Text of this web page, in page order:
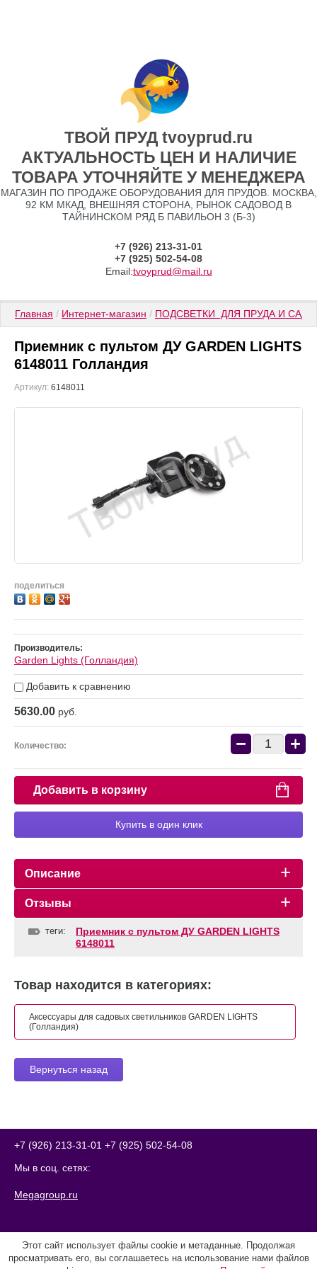
ТВОЙ ПРУД tvoyprud.ru
АКТУАЛЬНОСТЬ ЦЕН И НАЛИЧИЕ
ТОВАРА УТОЧНЯЙТЕ У МЕНЕДЖЕРА
МАГАЗИН ПО ПРОДАЖЕ ОБОРУДОВАНИЯ ДЛЯ ПРУДОВ. МОСКВА,
92 КМ МКАД, ВНЕШНЯЯ СТОРОНА, РЫНОК САДОВОД В
ТАЙНИНСКОМ РЯД Б ПАВИЛЬОН 3 (Б-3)
+7 (926) 213-31-01
+7 (925) 502-54-08
Email:tvoyprud@mail.ru
Главная / Интернет-магазин / ПОДСВЕТКИ  ДЛЯ ПРУДА И САДА
Приемник с пультом ДУ GARDEN LIGHTS
6148011 Голландия
Артикул: 6148011
поделиться
Производитель:
Garden Lights (Голландия)
Добавить к сравнению
5630.00 руб.
Количество: − +
Добавить в корзину
Купить в один клик
Описание
Отзывы
теги:
Приемник с пультом ДУ GARDEN LIGHTS
6148011
Товар находится в категориях:
Аксессуары для садовых светильников GARDEN LIGHTS
(Голландия)
Вернуться назад
+7 (926) 213-31-01 +7 (925) 502-54-08
Мы в соц. сетях:
Megagroup.ru
Этот сайт использует файлы cookie и метаданные. Продолжая
просматривать его, вы соглашаетесь на использование нами файлов